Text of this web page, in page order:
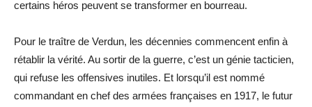
certains héros peuvent se transformer en bourreau.
Pour le traître de Verdun, les décennies commencent enfin à
rétablir la vérité. Au sortir de la guerre, c’est un génie tacticien,
qui refuse les offensives inutiles. Et lorsqu’il est nommé
commandant en chef des armées françaises en 1917, le futur